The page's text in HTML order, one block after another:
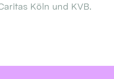
Köln und KVB.